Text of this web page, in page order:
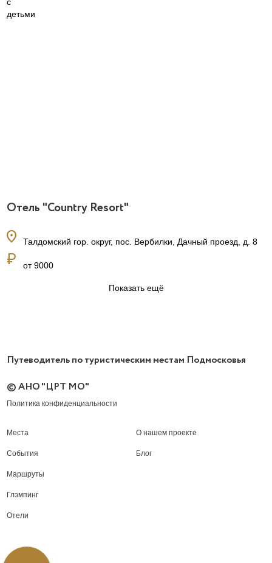
Отель "Country Resort"
location_on
Талдомский гор. округ, пос. Вербилки, Дачный проезд, д. 8
currency_ruble от 9000
Показать ещё
Путеводитель по туристическим местам Подмосковья
© АНО "ЦРТ МО"
Политика конфиденциальности
Места
События
Маршруты
Глэмпинг
Отели
О нашем проекте
Блог